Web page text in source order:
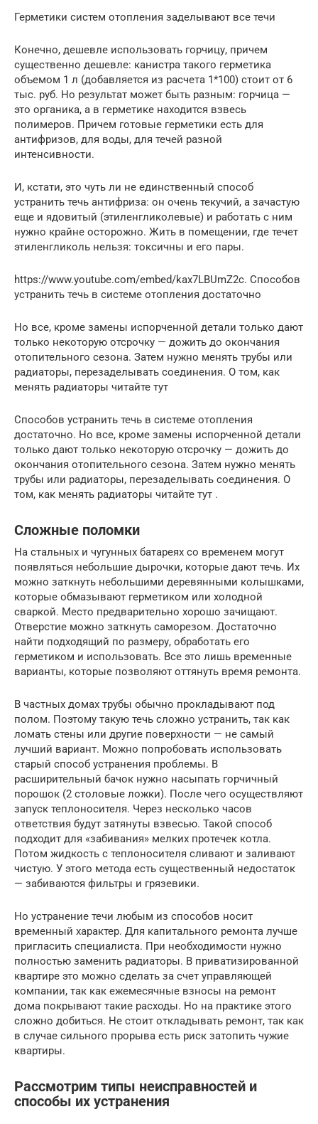
Герметики систем отопления заделывают все течи
Конечно, дешевле использовать горчицу, причем
существенно дешевле: канистра такого герметика
объемом 1 л (добавляется из расчета 1*100) стоит от 6
тыс. руб. Но результат может быть разным: горчица —
это органика, а в герметике находится взвесь
полимеров. Причем готовые герметики есть для
антифризов, для воды, для течей разной
интенсивности.
И, кстати, это чуть ли не единственный способ
устранить течь антифриза: он очень текучий, а зачастую
еще и ядовитый (этиленгликолевые) и работать с ним
нужно крайне осторожно. Жить в помещении, где течет
этиленгликоль нельзя: токсичны и его пары.
https://www.youtube.com/embed/kax7LBUmZ2c. Способов
устранить течь в системе отопления достаточно
Но все, кроме замены испорченной детали только дают
только некоторую отсрочку — дожить до окончания
отопительного сезона. Затем нужно менять трубы или
радиаторы, перезаделывать соединения. О том, как
менять радиаторы читайте тут
Способов устранить течь в системе отопления
достаточно. Но все, кроме замены испорченной детали
только дают только некоторую отсрочку — дожить до
окончания отопительного сезона. Затем нужно менять
трубы или радиаторы, перезаделывать соединения. О
том, как менять радиаторы читайте тут .
Сложные поломки
На стальных и чугунных батареях со временем могут
появляться небольшие дырочки, которые дают течь. Их
можно заткнуть небольшими деревянными колышками,
которые обмазывают герметиком или холодной
сваркой. Место предварительно хорошо зачищают.
Отверстие можно заткнуть саморезом. Достаточно
найти подходящий по размеру, обработать его
герметиком и использовать. Все это лишь временные
варианты, которые позволяют оттянуть время ремонта.
В частных домах трубы обычно прокладывают под
полом. Поэтому такую течь сложно устранить, так как
ломать стены или другие поверхности — не самый
лучший вариант. Можно попробовать использовать
старый способ устранения проблемы. В
расширительный бачок нужно насыпать горчичный
порошок (2 столовые ложки). После чего осуществляют
запуск теплоносителя. Через несколько часов
ответствия будут затянуты взвесью. Такой способ
подходит для «забивания» мелких протечек котла.
Потом жидкость с теплоносителя сливают и заливают
чистую. У этого метода есть существенный недостаток
— забиваются фильтры и грязевики.
Но устранение течи любым из способов носит
временный характер. Для капитального ремонта лучше
пригласить специалиста. При необходимости нужно
полностью заменить радиаторы. В приватизированной
квартире это можно сделать за счет управляющей
компании, так как ежемесячные взносы на ремонт
дома покрывают такие расходы. Но на практике этого
сложно добиться. Не стоит откладывать ремонт, так как
в случае сильного прорыва есть риск затопить чужие
квартиры.
Рассмотрим типы неисправностей и
способы их устранения